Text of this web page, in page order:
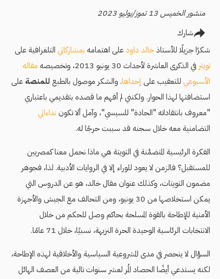
منشور الخميس 13 تموز/يوليو 2023
شارك
شكرًا جزيلًا للأستاذخالد داودعلى اهتمامه بمشاركاتي التلغرافية على
تويتر في الذكرى العاشرة لأحداث 30 يونيو 2013، وتخصيصه
مقاله
الأسبوعي للتعقيب على إحداها. والشكر موصول بالطبع للمنصة على
استضافتها لهذا الحوار. ولكنني لم أفهم ما قصده بتقديمي باعتباري
"معروف بانتقاداته "الحادة" للسيسي"، وآمل ألا تكون نداءاتي
التضامنية معه خلال سجنه قد سببت حرجًا له.
الفكرة الرئيسية المتضمَّنة في التويتة هي ماذا نحمل معنا كمصريين
للمستقبل؟ فالزمن لا يعود للوراء إلا في الروايات الأدبية. لذا، فجوهر
مضمون التويتات، وكذلك عنوان مقال خالد، هو عن الدروس التي
يمكن استخلاصها من 30 يونيو، ومن التحالف مع الجيش والأجهزة
الأمنية للإطاحة بالقوة المسلحة بحاكم وصل للحكم من خلال
الانتخابات الرئاسية الوحيدة الحرة النزيهة، نسبيًا، خلال 71 عامًا.
السؤال لا ينحصر في مدى المشروعية السياسية والأخلاقية لهذه الإطاحة،
لكنه يستدعي أيضًا الحصاد المُر لعشر سنوات تالية من العصف الهائل